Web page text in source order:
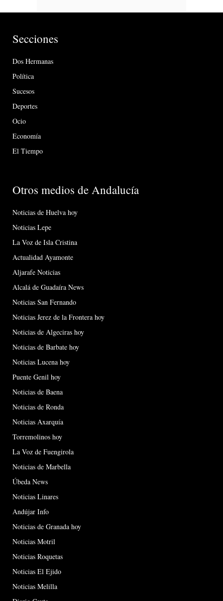
Secciones
Dos Hermanas
Política
Sucesos
Deportes
Ocio
Economía
El Tiempo
Otros medios de Andalucía
Noticias de Huelva hoy
Noticias Lepe
La Voz de Isla Cristina
Actualidad Ayamonte
Aljarafe Noticias
Alcalá de Guadaíra News
Noticias San Fernando
Noticias Jerez de la Frontera hoy
Noticias de Algeciras hoy
Noticias de Barbate hoy
Noticias Lucena hoy
Puente Genil hoy
Noticias de Baena
Noticias de Ronda
Noticias Axarquía
Torremolinos hoy
La Voz de Fuengirola
Noticias de Marbella
Úbeda News
Noticias Linares
Andújar Info
Noticias de Granada hoy
Noticias Motril
Noticias Roquetas
Noticias El Ejido
Noticias Melilla